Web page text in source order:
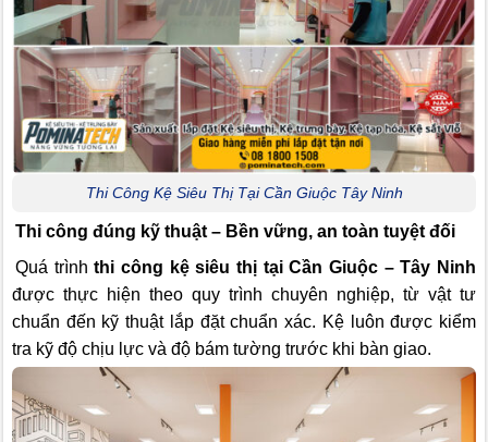
Thi Công Kệ Siêu Thị Tại Cần Giuộc Tây Ninh
Thi công đúng kỹ thuật – Bền vững, an toàn tuyệt đối
Quá trìnhthi công kệ siêu thị tại Cần Giuộc – Tây Ninh
được thực hiện theo quy trình chuyên nghiệp, từ vật tư
chuẩn đến kỹ thuật lắp đặt chuẩn xác. Kệ luôn được kiểm
tra kỹ độ chịu lực và độ bám tường trước khi bàn giao.